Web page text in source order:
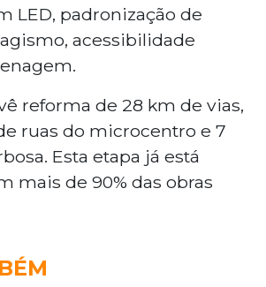
LED, padronização de
acessibilidade
reforma de 28 km de vias,
ruas do microcentro e 7
Esta etapa já está
mais de 90% das obras